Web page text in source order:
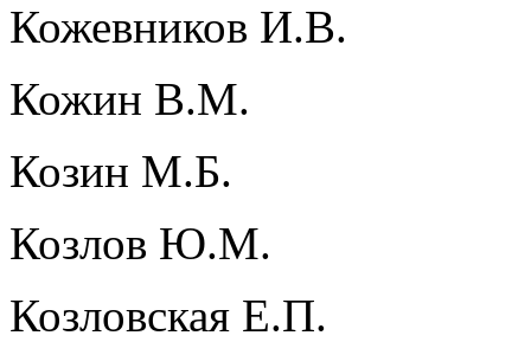
Кожевников И.В.
Кожин В.М.
Козин М.Б.
Козлов Ю.М.
Козловская Е.П.